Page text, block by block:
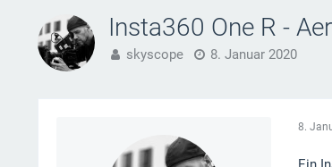
Insta360 One R -
skyscope 8. Januar 2020
8.